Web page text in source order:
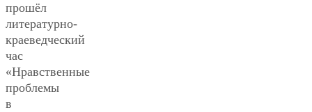
прошёл
литературно-
краеведческий
час
«Нравственные
проблемы
в